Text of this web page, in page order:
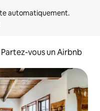
Partez-vous un Airbnb